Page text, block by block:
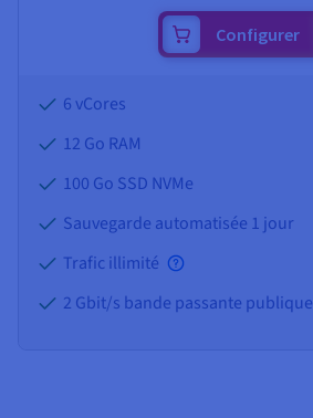
Configurer
6 vCores
12 Go RAM
100 Go SSD NVMe
Sauvegarde automatisée 1 jour
Trafic illimité
2 Gbit/s bande passante publique